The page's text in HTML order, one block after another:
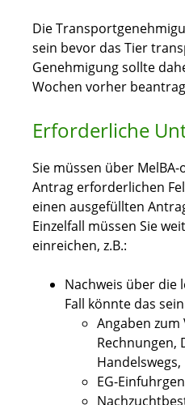
Die
sein bevor das Tier
Genehmigung sollte
Wochen vorher
Erforderliche
Sie müssen über
Antrag erforderlichen
einen ausgefüllten
Einzelfall müssen Sie
einreichen, z.B.:
Nachweis über die
Fall könnte das
Angaben zum
Rechnungen,
EG-